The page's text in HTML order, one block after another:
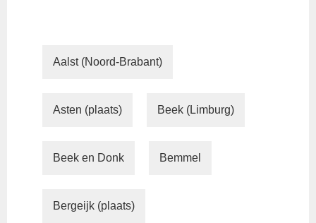
Aalst (Noord-Brabant)
Asten (plaats) Beek (Limburg)
Beek en Donk Bemmel
Bergeijk (plaats)